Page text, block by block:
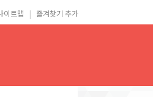
이트맵 | 즐겨찾기 추가